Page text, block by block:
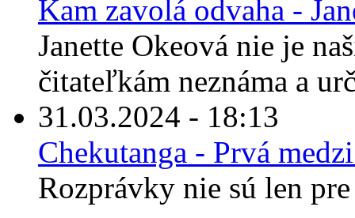
Kam zavolá odvaha -
Janette Okeová nie je
čitateľkám neznáma a
31.03.2024 - 18:13
Chekutanga - Prvá
Rozprávky nie sú len